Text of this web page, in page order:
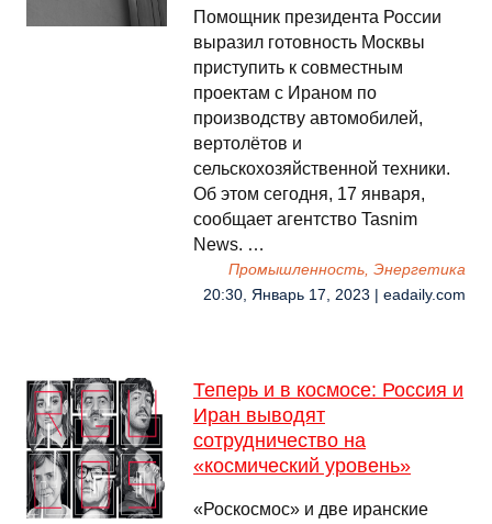
Помощник президента России
выразил готовность Москвы
приступить к совместным
проектам с Ираном по
производству автомобилей,
вертолётов и
сельскохозяйственной техники.
Об этом сегодня, 17 января,
сообщает агентство Tasnim
News. …
Промышленность, Энергетика
20:30, Январь 17, 2023 | eadaily.com
Теперь и в космосе: Россия и
Иран выводят
сотрудничество на
«космический уровень»
«Роскосмос» и две иранские